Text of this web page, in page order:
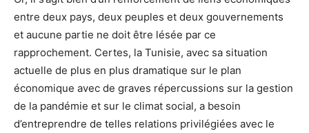
entre deux pays, deux peuples et deux gouvernements
et aucune partie ne doit être lésée par ce
rapprochement. Certes, la Tunisie, avec sa situation
actuelle de plus en plus dramatique sur le plan
économique avec de graves répercussions sur la gestion
de la pandémie et sur le climat social, a besoin
d’entreprendre de telles relations privilégiées avec le